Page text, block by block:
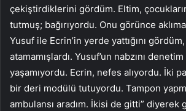
çekiştirdiklerini gördüm. Eltim,
tutmuş; bağırıyordu. Onu görünce
Yusuf ile Ecrin’in yerde yattığını
atamamışlardı. Yusuf’un nabzını
yaşamıyordu. Ecrin, nefes alıyordu. İki
bir deri modülü tutuyordu. Tampon
ambulansı aradım. İkisi de gitti” diyerek